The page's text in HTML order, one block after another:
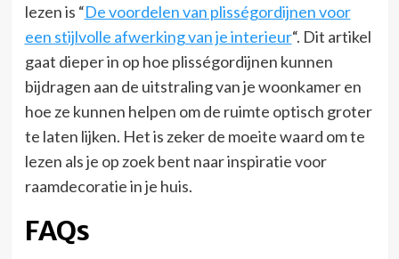
lezen is “De voordelen van plisségordijnen voor
een stijlvolle afwerking van je interieur“. Dit artikel
gaat dieper in op hoe plisségordijnen kunnen
bijdragen aan de uitstraling van je woonkamer en
hoe ze kunnen helpen om de ruimte optisch groter
te laten lijken. Het is zeker de moeite waard om te
lezen als je op zoek bent naar inspiratie voor
raamdecoratie in je huis.
FAQs